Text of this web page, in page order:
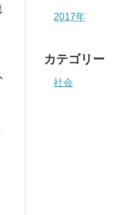
2017年
カテゴリー
社会